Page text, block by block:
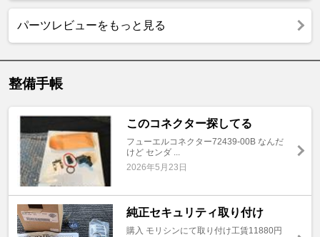
パーツレビューをもっと見る
整備手帳
このコネクター探してる
フューエルコネクター72439-00B なんだ
けど センダ ...
2026年5月23日
純正セキュリティ取り付け
購入 モリシンにて取り付け工賃11880円